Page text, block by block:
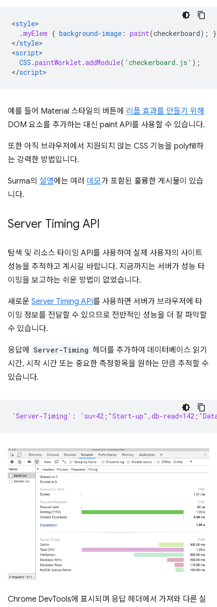
<style
.myElem { background-image : paint(checkerboard);
}
</style>
<script
CSS .paintWorklet.addModule( 'checkerboard.js' );
</script
예를 들어 Material 스타일의 버튼에 리플 효과를 만들기 위해
DOM 요소를 추가하는 대신 paint API를 사용할 수 있습니다.
또한 아직 브라우저에서 지원되지 않는 CSS 기능을 polyfill하
는 강력한 방법입니다.
Surma의 설명에는 여러 데모가 포함된 훌륭한 게시물이 있습
니다.
Server Timing API
탐색 및 리소스 타이밍 API를 사용하여 실제 사용자의 사이트
성능을 추적하고 계시길 바랍니다. 지금까지는 서버가 성능 타
이밍을 보고하는 쉬운 방법이 없었습니다.
새로운 Server Timing API를 사용하면 서버가 브라우저에 타
이밍 정보를 전달할 수 있으므로 전반적인 성능을 더 잘 파악할
수 있습니다.
응답에 Server-Timing 헤더를 추가하여 데이터베이스 읽기
시간, 시작 시간 또는 중요한 측정항목을 원하는 만큼 추적할 수
있습니다.
'Server-Timing': 'su=42;"Start-up",db-
Chrome DevTools에 표시되며 응답 헤더에서 가져와 다른 실